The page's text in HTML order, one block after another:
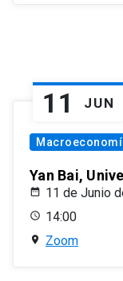
11 JUN
Yan Bai,
11 de Junio
14:00
Zoom